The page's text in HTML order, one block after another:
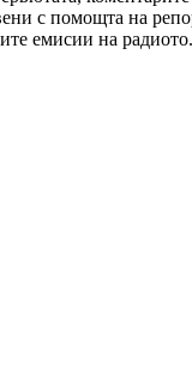
с помощта на
емисии на